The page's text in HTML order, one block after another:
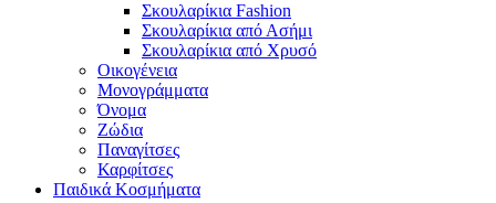
Σκουλαρίκια Fashion
Σκουλαρίκια από Ασήμι
Σκουλαρίκια από Χρυσό
Οικογένεια
Μονογράμματα
Όνομα
Ζώδια
Παναγίτσες
Καρφίτσες
Παιδικά Κοσμήματα